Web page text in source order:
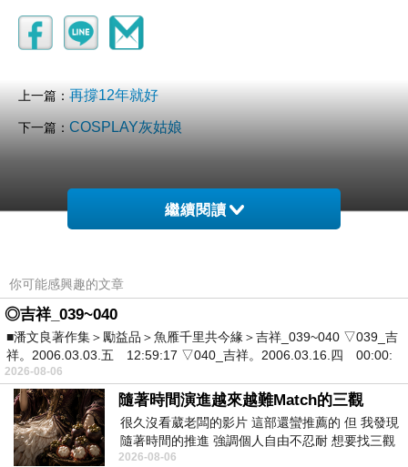
上一篇： 再撐12年就好
下一篇： COSPLAY灰姑娘
繼續閱讀
你可能感興趣的文章
◎吉祥_039~040
■潘文良著作集＞勵益品＞魚雁千里共今緣＞吉祥_039~040 ▽039_吉
祥。2006.03.03.五 12:59:17 ▽040_吉祥。2006.03.16.四 00:00:
2026-08-06
隨著時間演進越來越難Match的三觀
很久沒看葳老闆的影片 這部還蠻推薦的 但 我發現
隨著時間的推進 強調個人自由不忍耐 想要找三觀
接近的不要說對象 連朋友都超
2026-08-06